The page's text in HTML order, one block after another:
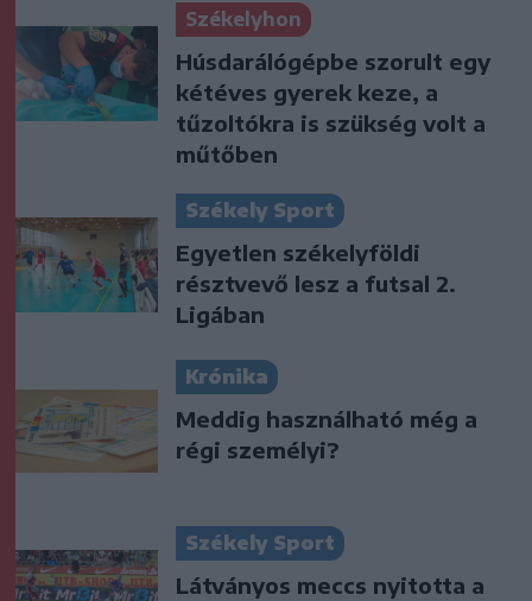
Székelyhon
Húsdarálógépbe szorult egy
kétéves gyerek keze, a
tűzoltókra is szükség volt a
műtőben
Székely Sport
Egyetlen székelyföldi
résztvevő lesz a futsal 2.
Ligában
Krónika
Meddig használható még a
régi személyi?
Székely Sport
Látványos meccs nyitotta a